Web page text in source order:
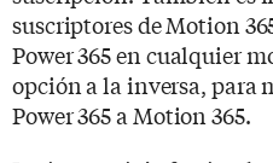
suscriptores de Motion
Power 365 en cualquier
opción a la inversa, para
Power 365 a Motion 365.